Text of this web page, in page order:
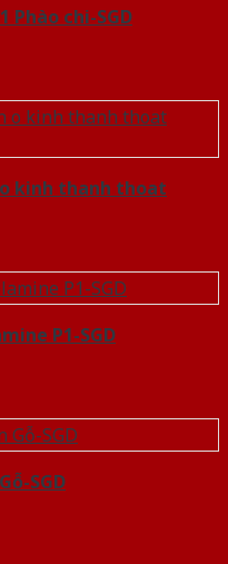
Phào chi-SGD
o kinh thanh thoat
P1-SGD
SGD